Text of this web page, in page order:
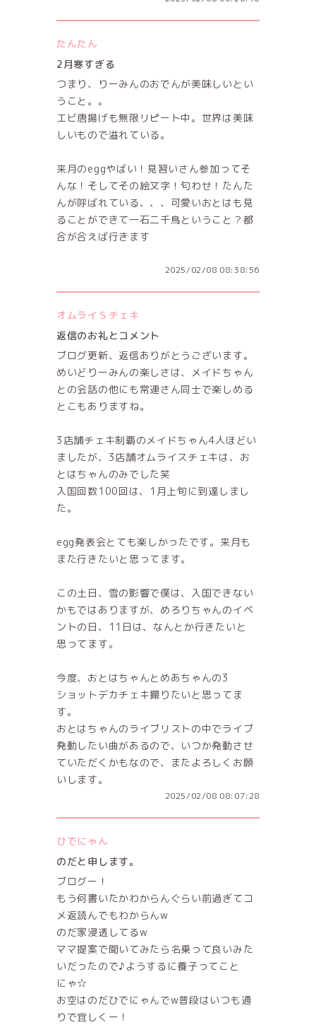
たんたん
2月寒すぎる
つまり、りーみんのおでんが美味しいとい
うこと。。
エビ唐揚げも無限リピート中。世界は美味
しいもので溢れている。
来月のeggやばい！見習いさん参加ってそ
んな！そしてその絵文字！匂わせ！たんた
んが呼ばれている、、、可愛いおとはも見
ることができて一石二千鳥ということ？都
合が合えば行きます
2025/02/08 08:38:56
オムライＳチェキ
返信のお礼とコメント
ブログ更新、返信ありがとうございます。
めいどりーみんの楽しさは、メイドちゃん
との会話の他にも常連さん同士で楽しめる
とこもありますね。
3店舗チェキ制覇のメイドちゃん4人ほどい
ましたが、3店舗オムライスチェキは、お
とはちゃんのみでした笑
入国回数100回は、1月上旬に到達しまし
た。
egg発表会とても楽しかったです。来月も
また行きたいと思ってます。
この土日、雪の影響で僕は、入国できない
かもではありますが、めろりちゃんのイベ
ントの日、11日は、なんとか行きたいと
思ってます。
今度、おとはちゃんとめあちゃんの3
ショットデカチェキ撮りたいと思ってま
す。
おとはちゃんのライブリストの中でライブ
発動したい曲があるので、いつか発動させ
ていただくかもなので、またよろしくお願
いします。
2025/02/08 08:07:28
ひでにゃん
のだと申します。
ブログー！
もう何書いたかわからんぐらい前過ぎてコ
メ返読んでもわからんw
のだ家浸透してるw
ママ提案で聞いてみたら名乗って良いみた
いだったので♪ようするに養子ってこと
にゃ☆
お空はのだひでにゃんでw普段はいつも通
りで宜しくー！